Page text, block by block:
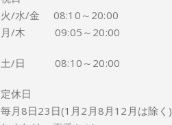
火/水/金 08:10～20:00
月/木 09:05～20:00
土/日 08:10～20:00
定休日
毎月8日23日(1月2月8月12月は除く)